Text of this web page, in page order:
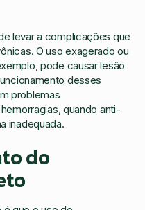
levar a complicações que
O uso exagerado ou
pode causar lesão
desses
problemas
quando anti-
inadequada.
do